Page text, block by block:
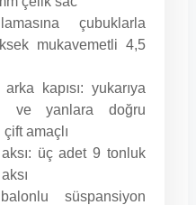
çubuklarla
mukavemetli 4,5
kapısı: yukarıya
ve yanlara doğru
amaçlı
üç adet 9 tonluk
süspansiyon